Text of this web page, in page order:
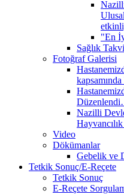
"En
Sağlık
Fotoğraf Galerisi
Nazilli
Video
Dökümanlar
Gebelik ve
Tetkik Sonuç/E-Reçete
Tetkik Sonuç
E-Reçete